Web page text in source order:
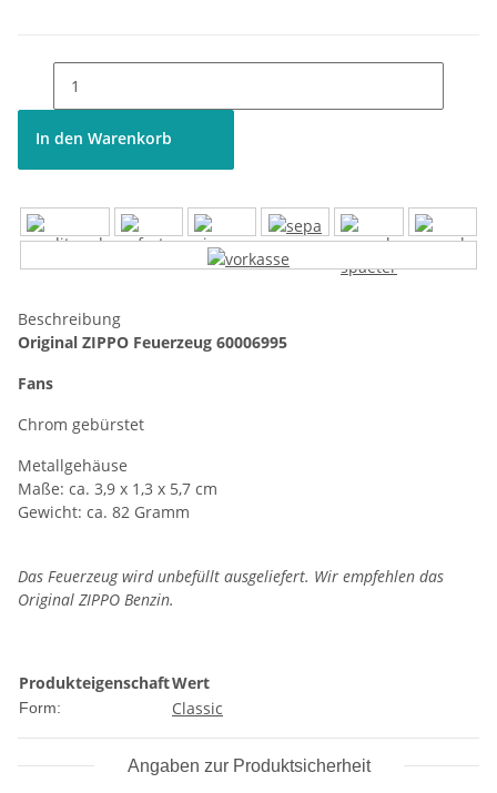
In den Warenkorb
Beschreibung
Original ZIPPO Feuerzeug 60006995
Fans
Chrom gebürstet
Metallgehäuse
Maße: ca. 3,9 x 1,3 x 5,7 cm
Gewicht: ca. 82 Gramm
Das Feuerzeug wird unbefüllt ausgeliefert. Wir empfehlen das
Original ZIPPO Benzin.
ProdukteigenschaftWert
Form: Classic
Angaben zur Produktsicherheit